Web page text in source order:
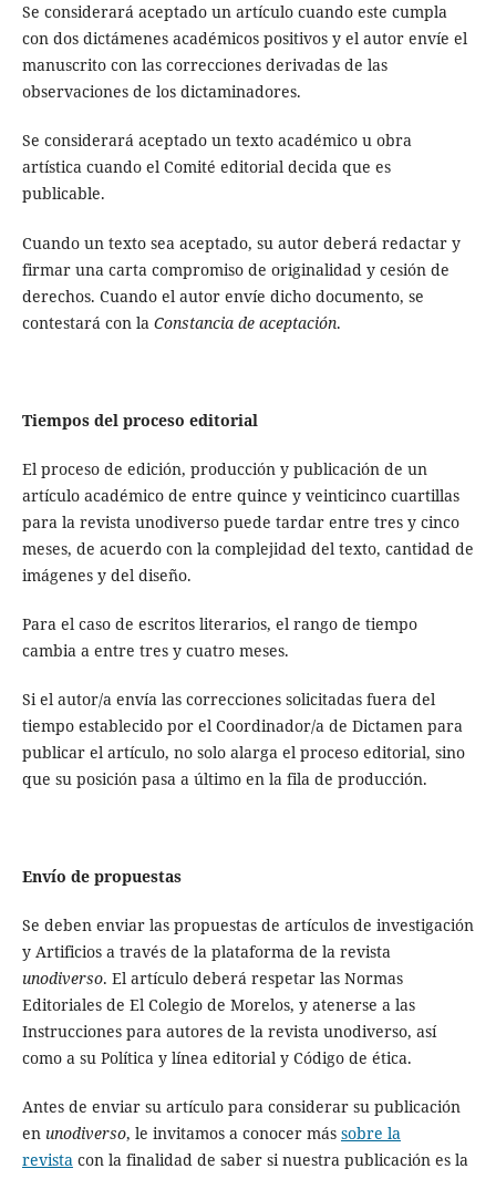
Se considerará aceptado un artículo cuando este cumpla
con dos dictámenes académicos positivos y el autor envíe el
manuscrito con las correcciones derivadas de las
observaciones de los dictaminadores.
Se considerará aceptado un texto académico u obra
artística cuando el Comité editorial decida que es
publicable.
Cuando un texto sea aceptado, su autor deberá redactar y
firmar una carta compromiso de originalidad y cesión de
derechos. Cuando el autor envíe dicho documento, se
contestará con la Constancia de aceptación.
Tiempos del proceso editorial
El proceso de edición, producción y publicación de un
artículo académico de entre quince y veinticinco cuartillas
para la revista unodiverso puede tardar entre tres y cinco
meses, de acuerdo con la complejidad del texto, cantidad de
imágenes y del diseño.
Para el caso de escritos literarios, el rango de tiempo
cambia a entre tres y cuatro meses.
Si el autor/a envía las correcciones solicitadas fuera del
tiempo establecido por el Coordinador/a de Dictamen para
publicar el artículo, no solo alarga el proceso editorial, sino
que su posición pasa a último en la fila de producción.
Envío de propuestas
Se deben enviar las propuestas de artículos de investigación
y Artificios a través de la plataforma de la revista
unodiverso. El artículo deberá respetar las Normas
Editoriales de El Colegio de Morelos, y atenerse a las
Instrucciones para autores de la revista unodiverso, así
como a su Política y línea editorial y Código de ética.
Antes de enviar su artículo para considerar su publicación
en unodiverso, le invitamos a conocer más sobre la
revista con la finalidad de saber si nuestra publicación es la